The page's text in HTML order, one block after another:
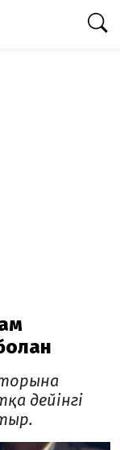
дейінгі